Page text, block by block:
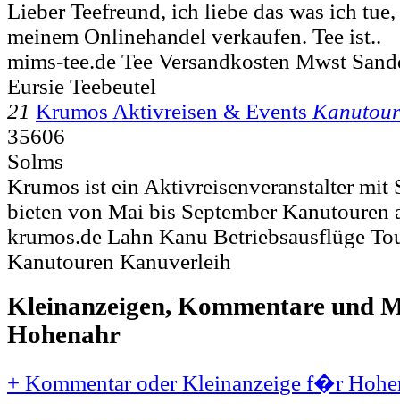
Lieber Teefreund, ich liebe das was ich
meinem Onlinehandel verkaufen. Tee ist..
mims-tee.de Tee Versandkosten Mwst
Eursie Teebeutel
21 Krumos Aktivreisen & Events
35606
Solms
Krumos ist ein Aktivreisenveranstalter mit
bieten von Mai bis September Kanutouren
krumos.de Lahn Kanu Betriebsausflüge
Kanutouren Kanuverleih
Kleinanzeigen, Kommentare und
Hohenahr
+ Kommentar oder Kleinanzeige f�r